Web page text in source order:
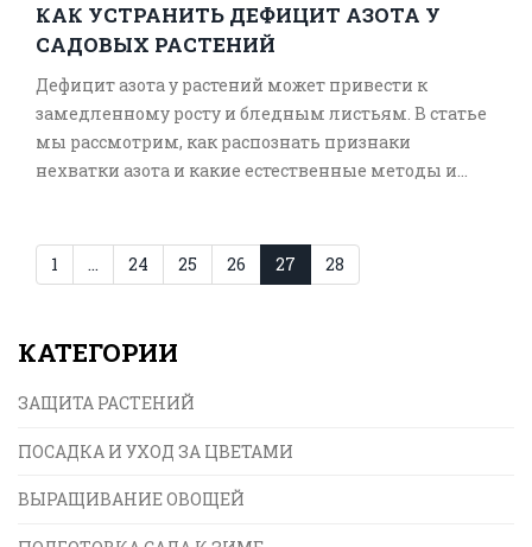
КАК УСТРАНИТЬ ДЕФИЦИТ АЗОТА У
САДОВЫХ РАСТЕНИЙ
Дефицит азота у растений может привести к
замедленному росту и бледным листьям. В статье
мы рассмотрим, как распознать признаки
нехватки азота и какие естественные методы и
радовать глаз. Практические советы и полезные
рекомендации о том, как ухаживать за садом, не
1 … 24 25 26 27 28
КАТЕГОРИИ
ЗАЩИТА РАСТЕНИЙ
ПОСАДКА И УХОД ЗА ЦВЕТАМИ
ВЫРАЩИВАНИЕ ОВОЩЕЙ